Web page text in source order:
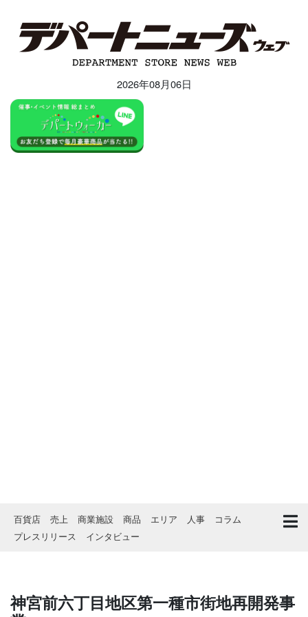
2026年08月06日
百貨店 売上 商業施設 商品 エリア 人事
コラム
プレスリリース
インタビュー
神宮前六丁目地区第一種市街地再開発事